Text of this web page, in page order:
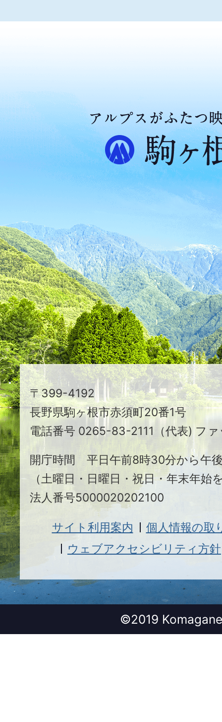
ア
ル
プ
ス
が
た
つ
映
え
る
ま
ち
駒
ヶ
根
市
〒399-4192
長野県駒ヶ根市赤須町20番1号
電話番号 0265-83-2111（代表) フ
開庁時間 平日午前8時30分から午
（土曜日・日曜日・祝日・年末年始
法人番号5000020202100
サイト利用案内
個人情報の取
ウェブアクセシビリティ方針
©2019